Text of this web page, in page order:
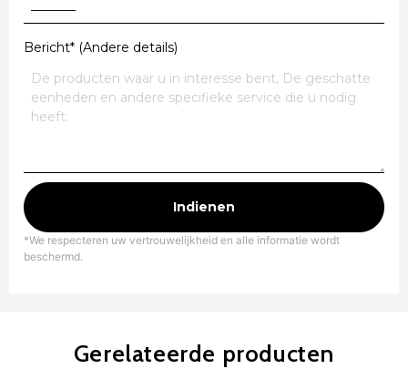
Bericht* (Andere details)
Indienen
*We respecteren uw vertrouwelijkheid en alle informatie wordt
beschermd.
Gerelateerde producten